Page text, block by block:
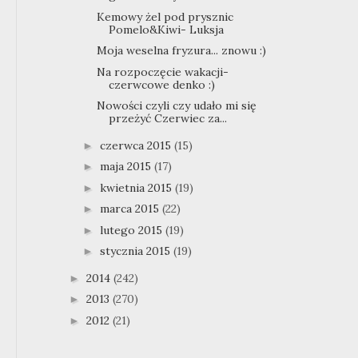
Kemowy żel pod prysznic
Pomelo&Kiwi- Luksja
Moja weselna fryzura... znowu :)
Na rozpoczęcie wakacji-
czerwcowe denko :)
Nowości czyli czy udało mi się
przeżyć Czerwiec za...
► czerwca 2015 (15)
► maja 2015 (17)
► kwietnia 2015 (19)
► marca 2015 (22)
► lutego 2015 (19)
► stycznia 2015 (19)
► 2014 (242)
► 2013 (270)
► 2012 (21)